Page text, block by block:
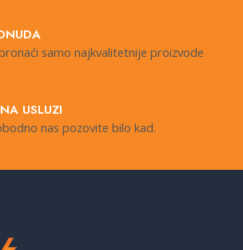
samo najkvalitetnije proizvode
USLUZI
nas pozovite bilo kad.